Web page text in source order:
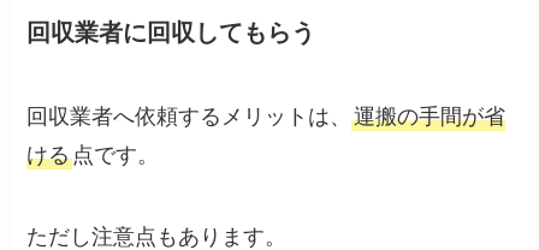
回収業者に回収してもらう
回収業者へ依頼するメリットは、運搬の手間が省
ける点です。
ただし注意点もあります。